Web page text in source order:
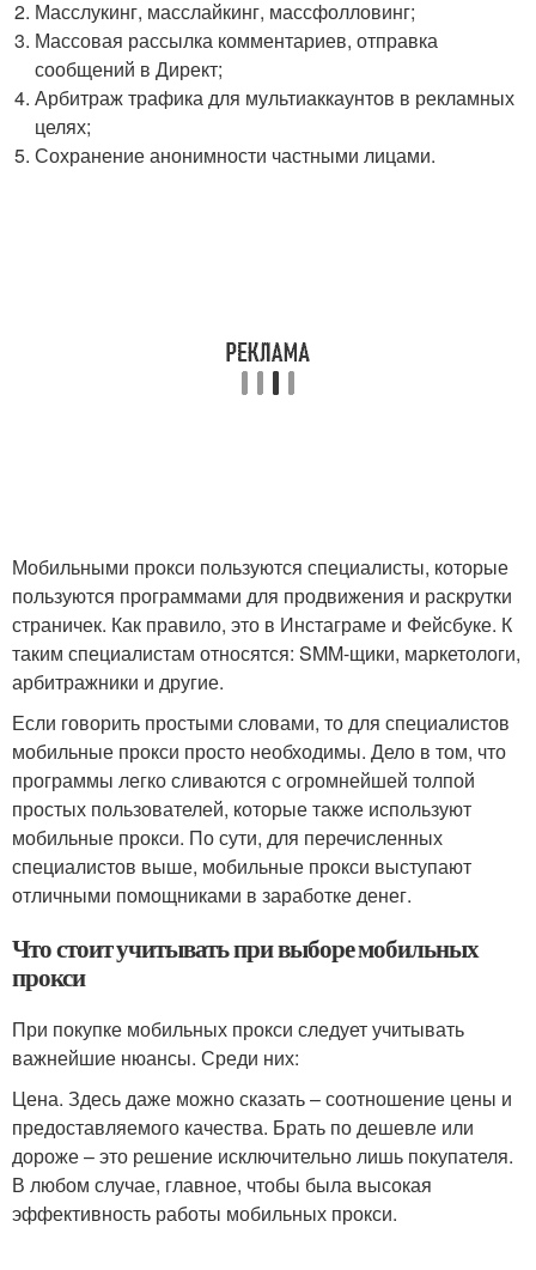
Масслукинг, масслайкинг, массфолловинг;
Массовая рассылка комментариев, отправка
сообщений в Директ;
Арбитраж трафика для мультиаккаунтов в рекламных
целях;
Сохранение анонимности частными лицами.
Мобильными прокси пользуются специалисты, которые
пользуются программами для продвижения и раскрутки
страничек. Как правило, это в Инстаграме и Фейсбуке. К
таким специалистам относятся: SMM-щики, маркетологи,
арбитражники и другие.
Если говорить простыми словами, то для специалистов
мобильные прокси просто необходимы. Дело в том, что
программы легко сливаются с огромнейшей толпой
простых пользователей, которые также используют
мобильные прокси. По сути, для перечисленных
специалистов выше, мобильные прокси выступают
отличными помощниками в заработке денег.
Что стоит учитывать при выборе мобильных
прокси
При покупке мобильных прокси следует учитывать
важнейшие нюансы. Среди них:
Цена. Здесь даже можно сказать – соотношение цены и
предоставляемого качества. Брать по дешевле или
дороже – это решение исключительно лишь покупателя.
В любом случае, главное, чтобы была высокая
эффективность работы мобильных прокси.